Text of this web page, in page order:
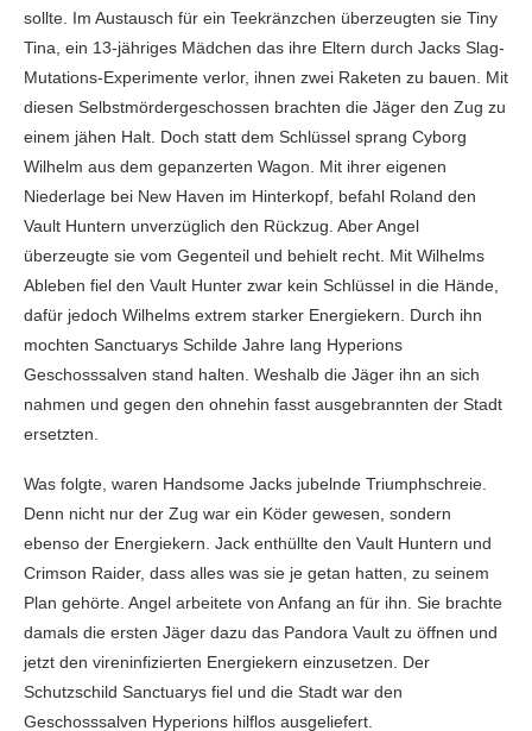
sollte. Im Austausch für ein Teekränzchen überzeugten sie Tiny
Tina, ein 13-jähriges Mädchen das ihre Eltern durch Jacks Slag-
Mutations-Experimente verlor, ihnen zwei Raketen zu bauen. Mit
diesen Selbstmördergeschossen brachten die Jäger den Zug zu
einem jähen Halt. Doch statt dem Schlüssel sprang Cyborg
Wilhelm aus dem gepanzerten Wagon. Mit ihrer eigenen
Niederlage bei New Haven im Hinterkopf, befahl Roland den
Vault Huntern unverzüglich den Rückzug. Aber Angel
überzeugte sie vom Gegenteil und behielt recht. Mit Wilhelms
Ableben fiel den Vault Hunter zwar kein Schlüssel in die Hände,
dafür jedoch Wilhelms extrem starker Energiekern. Durch ihn
mochten Sanctuarys Schilde Jahre lang Hyperions
Geschosssalven stand halten. Weshalb die Jäger ihn an sich
nahmen und gegen den ohnehin fasst ausgebrannten der Stadt
ersetzten.
Was folgte, waren Handsome Jacks jubelnde Triumphschreie.
Denn nicht nur der Zug war ein Köder gewesen, sondern
ebenso der Energiekern. Jack enthüllte den Vault Huntern und
Crimson Raider, dass alles was sie je getan hatten, zu seinem
Plan gehörte. Angel arbeitete von Anfang an für ihn. Sie brachte
damals die ersten Jäger dazu das Pandora Vault zu öffnen und
jetzt den vireninfizierten Energiekern einzusetzen. Der
Schutzschild Sanctuarys fiel und die Stadt war den
Geschosssalven Hyperions hilflos ausgeliefert.